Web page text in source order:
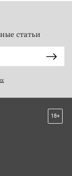
статьи
18+